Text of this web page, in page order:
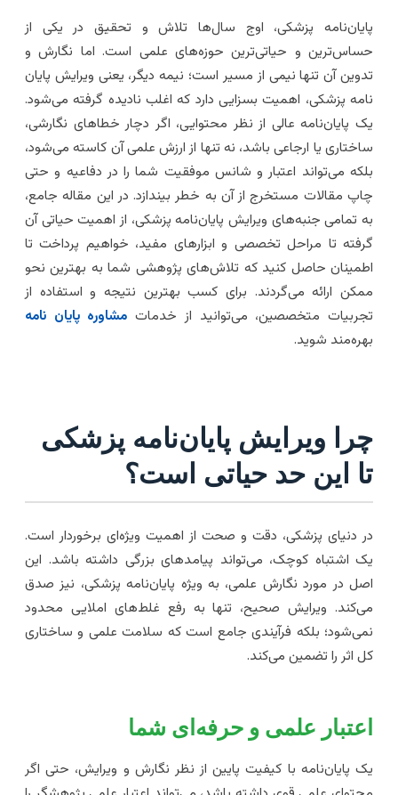
پزشکی، اوج سال‌ها تلاش و تحقیق در یکی از
و حیاتی‌ترین حوزه‌های علمی است. اما نگارش و
آن تنها نیمی از مسیر است؛ نیمه دیگر، یعنی ویرایش پایان
پزشکی، اهمیت بسزایی دارد که اغلب نادیده گرفته می‌شود.
پایان‌نامه عالی از نظر محتوایی، اگر دچار خطاهای نگارشی،
یا ارجاعی باشد، نه تنها از ارزش علمی آن کاسته می‌شود،
می‌تواند اعتبار و شانس موفقیت شما را در دفاعیه و حتی
مقالات مستخرج از آن به خطر بیندازد. در این مقاله جامع،
تمامی جنبه‌های ویرایش پایان‌نامه پزشکی، از اهمیت حیاتی آن
تا مراحل تخصصی و ابزارهای مفید، خواهیم پرداخت تا
حاصل کنید که تلاش‌های پژوهشی شما به بهترین نحو
ارائه می‌گردند. برای کسب بهترین نتیجه و استفاده از
متخصصین، می‌توانید از خدماتمشاوره پایان نامه
شوید.
ویرایش پایان‌نامه پزشکی
این حد حیاتی است؟
دنیای پزشکی، دقت و صحت از اهمیت ویژه‌ای برخوردار است.
اشتباه کوچک، می‌تواند پیامدهای بزرگی داشته باشد. این
در مورد نگارش علمی، به ویژه پایان‌نامه پزشکی، نیز صدق
ویرایش صحیح، تنها به رفع غلط‌های املایی محدود
بلکه فرآیندی جامع است که سلامت علمی و ساختاری
اثر را تضمین می‌کند.
علمی و حرفه‌ای شما
پایان‌نامه با کیفیت پایین از نظر نگارش و ویرایش، حتی اگر